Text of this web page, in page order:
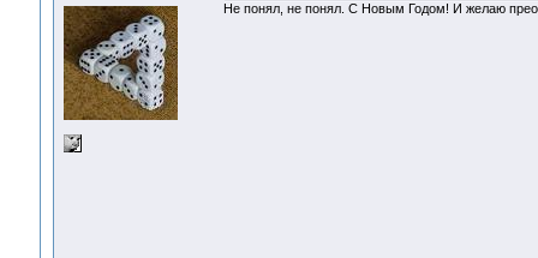
Не понял, не понял. С Новым Годом! И желаю